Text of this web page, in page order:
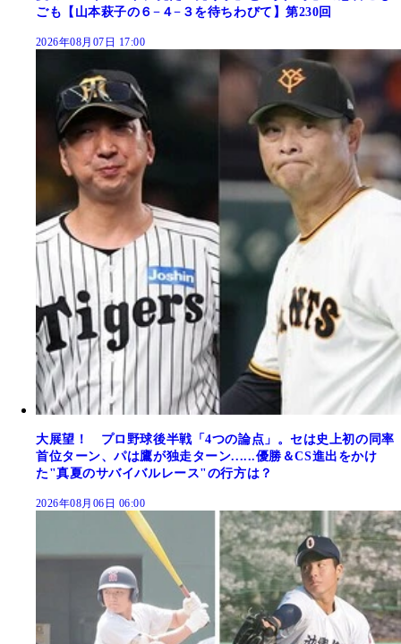
ごも【山本萩子の６−４−３を待ちわびて】第230回
2026年08月07日 17:00
大展望！ プロ野球後半戦「4つの論点」。セは史上初の同率
首位ターン、パは鷹が独走ターン......優勝＆CS進出をかけ
た"真夏のサバイバルレース"の行方は？
2026年08月06日 06:00